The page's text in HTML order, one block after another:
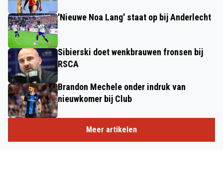
'Nieuwe Noa Lang' staat op bij Anderlecht
Sibierski doet wenkbrauwen fronsen bij
RSCA
Brandon Mechele onder indruk van
nieuwkomer bij Club
Meer artikelen